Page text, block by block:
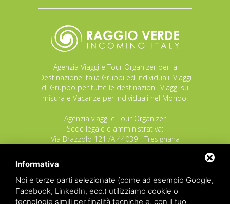
Agenzia Viaggi e Tour Organizer per la
Destinazione Italia Gruppi ed Individuali. Viaggi
di Gruppo per tutte le destinazioni. Viaggi su
misura e Vacanze per Individuali nel Mondo.
Agenzia viaggi e Tour Organizer
Sede legale e amministrativa:
Via Brazzolo 121 /A 44039 - Tresignana
POLIZZA RESPONSABILITA' CIVILE REVO N.
OX00020791 valida dal 12/11/2025 al
Informativa
Noi e terze parti selezionate (come ad esempio Google,
Facebook, LinkedIn, ecc.) utilizziamo cookie o
tecnologie simili per finalità tecniche e, con il tuo